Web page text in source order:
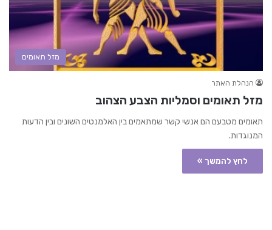
מזל תאומים
הנהלת האתר
מזל תאומים וסמליות הצבע הצהוב
תאומים מטבעם הם אנשי קשר שמתאמים בין האלמנטים השונים ובין הדעות
המנוגדות.
לחץ להמשך »